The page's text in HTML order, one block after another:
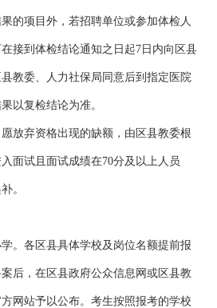
的项目外，若招聘单位或参加体检人
接到体检结论通知之日起7日内向区县
教委、人力社保局同意后到指定医院
以复检结论为准。
放弃资格出现的缺额，由区县教委根
面试且面试成绩在70分及以上人员
。
。各区县具体学校及岗位名额提前报
后，在区县政府公众信息网或区县教
网站予以公布。考生按照报考的学校